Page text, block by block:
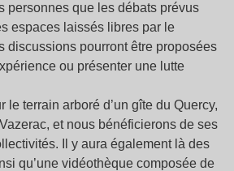
personnes que les débats prévus
espaces laissés libres par le
discussions pourront être proposées
ou présenter une lutte
le terrain arboré d’un gîte du Quercy,
et nous bénéficierons de ses
Il y aura également là des
qu’une vidéothèque composée de